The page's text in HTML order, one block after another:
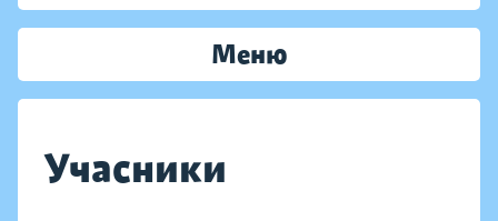
Меню
Учасники